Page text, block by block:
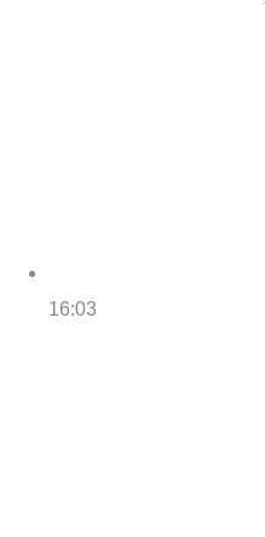
16:03